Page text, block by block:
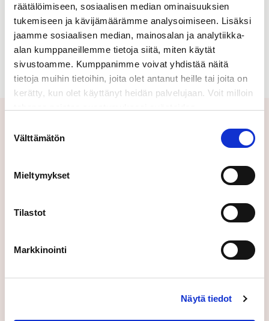
räätälöimiseen, sosiaalisen median ominaisuuksien
tukemiseen ja kävijämäärämme analysoimiseen. Lisäksi
jaamme sosiaalisen median, mainosalan ja analytiikka-
alan kumppaneillemme tietoja siitä, miten käytät
sivustoamme. Kumppanimme voivat yhdistää näitä
tietoja muihin tietoihin, joita olet antanut heille tai joita on
kerätty, kun olet käyttänyt heidän palvelujaan. Voit milloin
valinta
Välttämätön
Mieltymykset
Tilastot
Markkinointi
Näytä tiedot
Tiedote
Lisätietoja ja tiedotteiden
henkilöstöjohtaja, puh. 040 556 8144,
5581 328, milena.haeggstrom@caverion.com